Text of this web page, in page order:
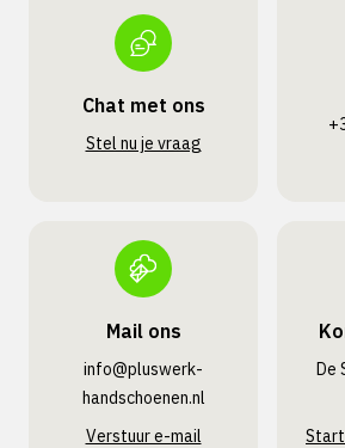
Chat met ons
Stel nu je vraag
Mail ons
info@pluswerk­
handschoenen.nl
Verstuur e-mail
De